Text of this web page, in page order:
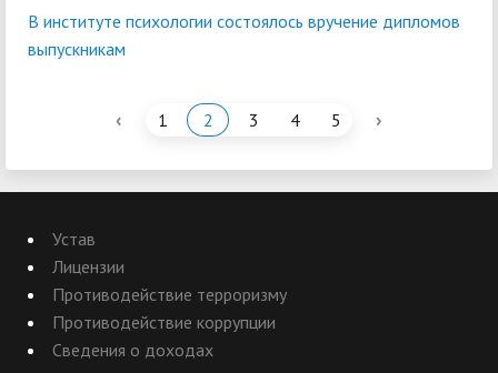
В институте психологии состоялось вручение дипломов
выпускникам
‹ 1 2 3 4 5 ›
Устав
Лицензии
Противодействие терроризму
Противодействие коррупции
Сведения о доходах